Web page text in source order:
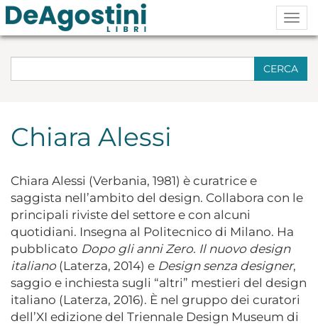
CERCA
Chiara Alessi
Chiara Alessi (Verbania, 1981) è curatrice e
saggista nell’ambito del design. Collabora con le
principali riviste del settore e con alcuni
quotidiani. Insegna al Politecnico di Milano. Ha
pubblicato Dopo gli anni Zero. Il nuovo design
italiano(Laterza, 2014) e Design senza designer,
saggio e inchiesta sugli “altri” mestieri del design
italiano (Laterza, 2016). È nel gruppo dei curatori
dell’XI edizione del Triennale Design Museum di